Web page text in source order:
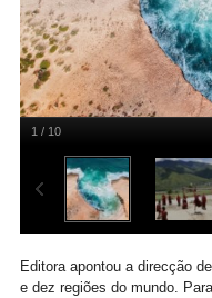
1 / 10
Editora apontou a direcção
e dez regiões do mundo.